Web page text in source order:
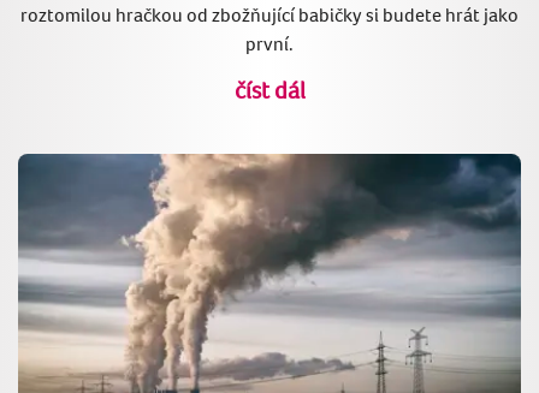
roztomilou hračkou od zbožňující babičky si budete hrát jako
první.
číst dál